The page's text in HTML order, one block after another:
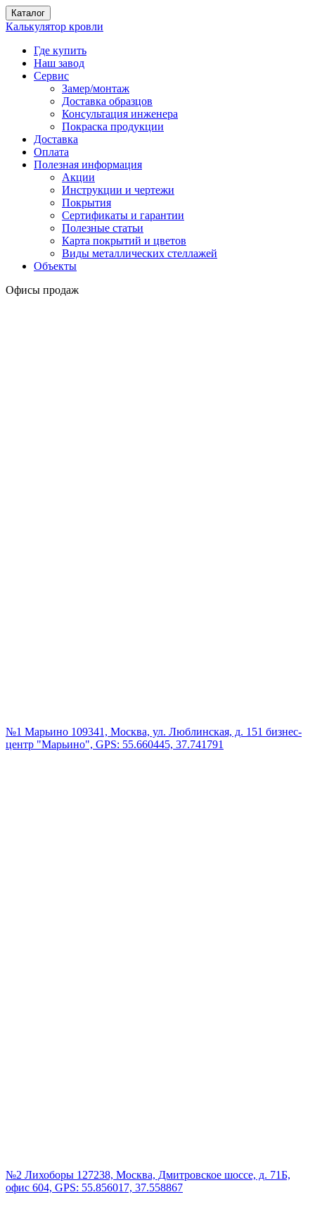
Каталог
Калькулятор кровли
Где купить
Наш завод
Сервис
Замер/монтаж
Доставка образцов
Консультация инженера
Покраска продукции
Доставка
Оплата
Полезная информация
Акции
Инструкции и чертежи
Покрытия
Сертификаты и гарантии
Полезные статьи
Карта покрытий и цветов
Виды металлических стеллажей
Объекты
Офисы продаж
№1 Марьино 109341, Москва, ул. Люблинская, д. 151 бизнес-
центр "Марьино", GPS: 55.660445, 37.741791
№2 Лихоборы 127238, Москва, Дмитровское шоссе, д. 71Б,
офис 604, GPS: 55.856017, 37.558867